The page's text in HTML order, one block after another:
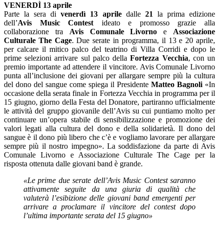
VENERDÌ 13 aprile
Parte la sera divenerdì 13 aprile dalle 21 la prima edizione
dell’Avis Music Contest ideato e promosso grazie alla
collaborazione tra Avis Comunale Livorno e Associazione
Culturale The Cage. Due serate in programma, il 13 e 20 aprile,
per calcare il mitico palco del teatrino di Villa Corridi e dopo le
prime selezioni arrivare sul palco dellaFortezza Vecchia, con un
premio importante ad attendere il vincitore. Avis Comunale Livorno
punta all’inclusione dei giovani per allargare sempre più la cultura
del dono del sangue come spiega il Presidente Matteo Bagnoli «In
occasione della serata finale in Fortezza Vecchia in programma per il
15 giugno, giorno della Festa del Donatore, partiranno ufficialmente
le attività del gruppo giovanile dell’Avis su cui puntiamo molto per
continuare un’opera stabile di sensibilizzazione e promozione dei
valori legati alla cultura del dono e della solidarietà. Il dono del
sangue è il dono più libero che c’è e vogliamo lavorare per allargare
sempre più il nostro impegno». La soddisfazione da parte di Avis
Comunale Livorno e Associazione Culturale The Cage per la
risposta ottenuta dalle giovani band è grande.
«Le prime due serate dell’Avis Music Contest saranno
attivamente seguite da una giuria di qualità che
valuterà l’esibizione delle giovani band emergenti per
arrivare a proclamare il vincitore del contest dopo
l’ultima importante serata del 15 giugno»